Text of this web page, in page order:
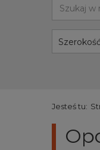
Jesteś tu: